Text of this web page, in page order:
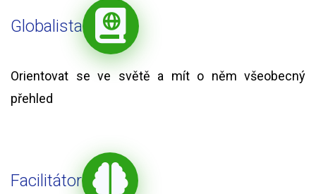
Globalista
Orientovat se ve světě a mít o něm všeobecný
přehled
Facilitátor